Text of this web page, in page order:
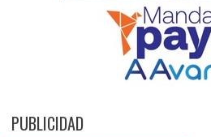
PUBLICIDAD